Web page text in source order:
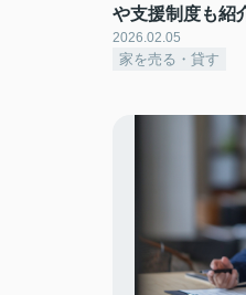
や支援制度も紹
2026.02.05
家を売る・貸す